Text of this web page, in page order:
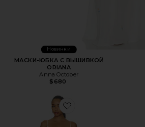
Новинки
МАСКИ-ЮБКА С ВЫШИВКОЙ
ORIANA
Anna October
$680
Favorite ПЛАТЬЕ-